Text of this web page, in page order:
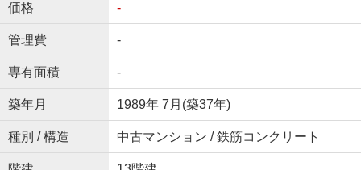
価格 -
管理費 -
専有面積 -
築年月 1989年 7月(築37年)
種別 / 構造 中古マンション / 鉄筋コンクリート